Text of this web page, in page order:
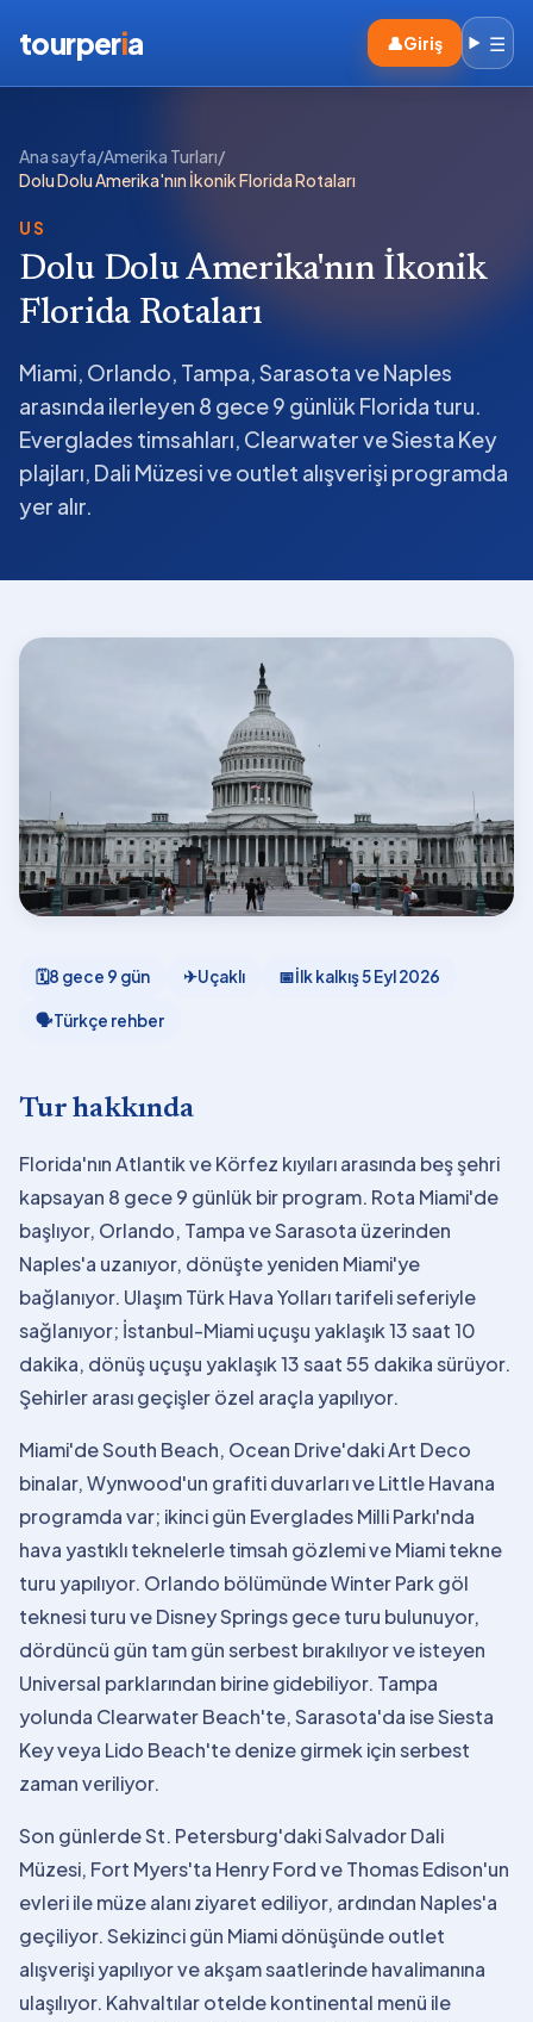
tourperia 👤Giriş ☰
Ana sayfa/Amerika Turları/
Dolu Dolu Amerika'nın İkonik Florida Rotaları
US
Dolu Dolu Amerika'nın İkonik
Florida Rotaları
Miami, Orlando, Tampa, Sarasota ve Naples
arasında ilerleyen 8 gece 9 günlük Florida turu.
Everglades timsahları, Clearwater ve Siesta Key
plajları, Dali Müzesi ve outlet alışverişi programda
yer alır.
🗓8 gece 9 gün ✈Uçaklı 📅İlk kalkış5 Eyl 2026
🗣Türkçe rehber
Tur hakkında
Florida'nın Atlantik ve Körfez kıyıları arasında beş şehri
kapsayan 8 gece 9 günlük bir program. Rota Miami'de
başlıyor, Orlando, Tampa ve Sarasota üzerinden
Naples'a uzanıyor, dönüşte yeniden Miami'ye
bağlanıyor. Ulaşım Türk Hava Yolları tarifeli seferiyle
sağlanıyor; İstanbul-Miami uçuşu yaklaşık 13 saat 10
dakika, dönüş uçuşu yaklaşık 13 saat 55 dakika sürüyor.
Şehirler arası geçişler özel araçla yapılıyor.
Miami'de South Beach, Ocean Drive'daki Art Deco
binalar, Wynwood'un grafiti duvarları ve Little Havana
programda var; ikinci gün Everglades Milli Parkı'nda
hava yastıklı teknelerle timsah gözlemi ve Miami tekne
turu yapılıyor. Orlando bölümünde Winter Park göl
teknesi turu ve Disney Springs gece turu bulunuyor,
dördüncü gün tam gün serbest bırakılıyor ve isteyen
Universal parklarından birine gidebiliyor. Tampa
yolunda Clearwater Beach'te, Sarasota'da ise Siesta
Key veya Lido Beach'te denize girmek için serbest
zaman veriliyor.
Son günlerde St. Petersburg'daki Salvador Dali
Müzesi, Fort Myers'ta Henry Ford ve Thomas Edison'un
evleri ile müze alanı ziyaret ediliyor, ardından Naples'a
geçiliyor. Sekizinci gün Miami dönüşünde outlet
alışverişi yapılıyor ve akşam saatlerinde havalimanına
ulaşılıyor. Kahvaltılar otelde kontinental menü ile